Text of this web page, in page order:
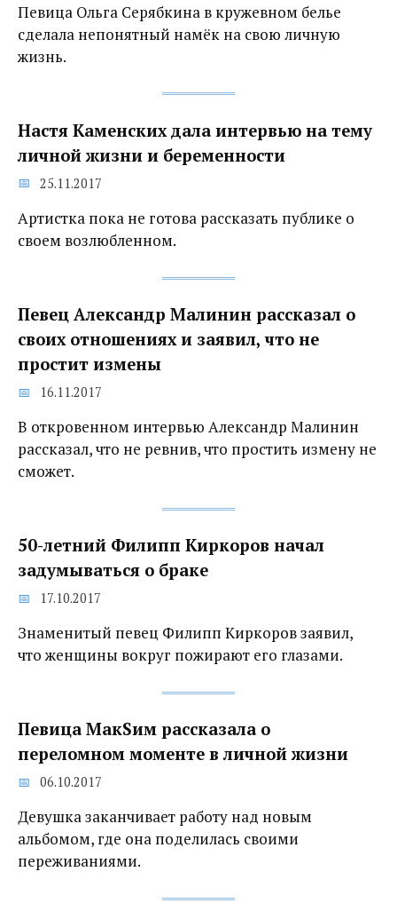
Певица Ольга Серябкина в кружевном белье
сделала непонятный намёк на свою личную
жизнь.
Настя Каменских дала интервью на тему
личной жизни и беременности
25.11.2017
Артистка пока не готова рассказать публике о
своем возлюбленном.
Певец Александр Малинин рассказал о
своих отношениях и заявил, что не
простит измены
16.11.2017
В откровенном интервью Александр Малинин
рассказал, что не ревнив, что простить измену не
сможет.
50-летний Филипп Киркоров начал
задумываться о браке
17.10.2017
Знаменитый певец Филипп Киркоров заявил,
что женщины вокруг пожирают его глазами.
Певица МакSим рассказала о
переломном моменте в личной жизни‍
06.10.2017
Девушка заканчивает работу над новым
альбомом, где она поделилась своими
переживаниями.